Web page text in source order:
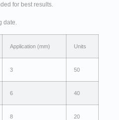
for best results.
date.
Application (mm) Units
3 50
6 40
8 20